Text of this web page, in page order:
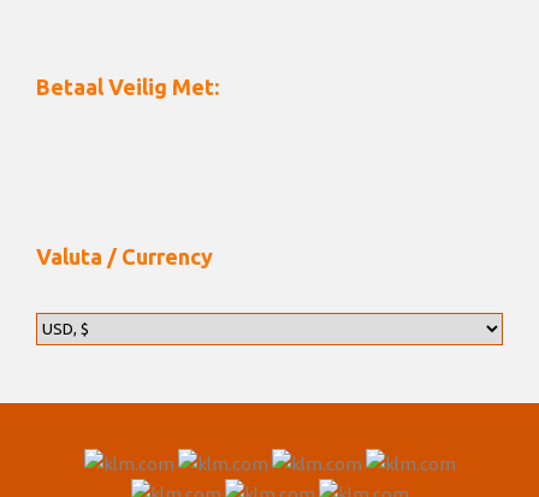
Betaal Veilig Met:
Valuta / Currency